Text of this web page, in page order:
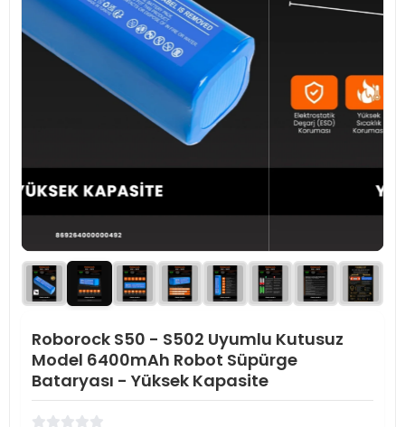
Roborock S50 - S502 Uyumlu Kutusuz
Model 6400mAh Robot Süpürge
Bataryası - Yüksek Kapasite